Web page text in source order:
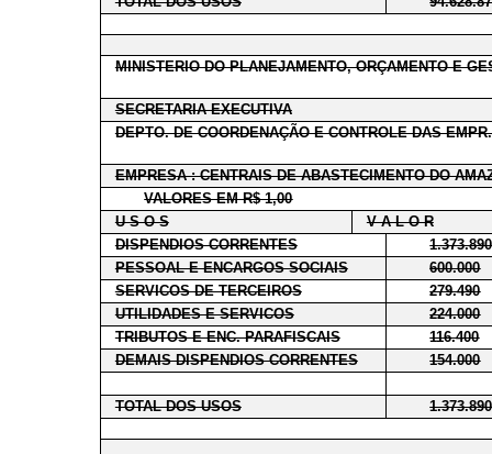
MINISTERIO DO PLANEJAMENTO, ORÇAMENTO E
SECRETARIA EXECUTIVA
DEPTO. DE COORDENAÇÃO E CONTROLE DAS
EMPRESA : CENTRAIS DE ABASTECIMENTO DO
VALORES EM R$ 1,00
U S O S
V A L O R
DISPENDIOS CORRENTES
1.373.890
PESSOAL E ENCARGOS SOCIAIS
600.000
SERVICOS DE TERCEIROS
279.490
UTILIDADES E SERVICOS
224.000
TRIBUTOS E ENC. PARAFISCAIS
116.400
DEMAIS DISPENDIOS CORRENTES
154.000
TOTAL DOS USOS 1.373.890